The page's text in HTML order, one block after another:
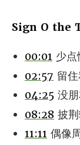
Sign O the
00:01 少
02:57 留
04:25 没
08:28 披
11:11 偶像